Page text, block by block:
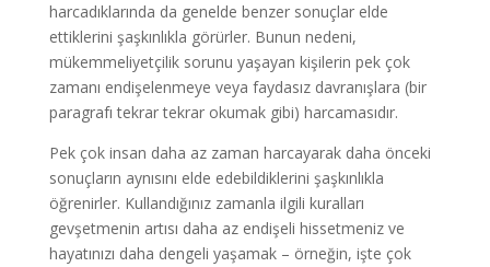
harcadıklarında da genelde benzer sonuçlar elde
ettiklerini şaşkınlıkla görürler. Bunun nedeni,
mükemmeliyetçilik sorunu yaşayan kişilerin pek çok
zamanı endişelenmeye veya faydasız davranışlara (bir
paragrafı tekrar tekrar okumak gibi) harcamasıdır.
Pek çok insan daha az zaman harcayarak daha önceki
sonuçların aynısını elde edebildiklerini şaşkınlıkla
öğrenirler. Kullandığınız zamanla ilgili kuralları
gevşetmenin artısı daha az endişeli hissetmeniz ve
hayatınızı daha dengeli yaşamak – örneğin, işte çok